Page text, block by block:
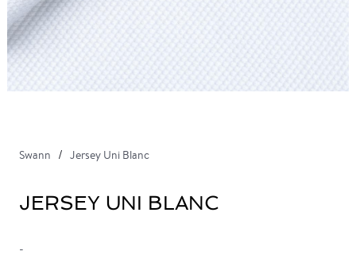
Swann Jersey Uni Blanc
JERSEY UNI BLANC
-